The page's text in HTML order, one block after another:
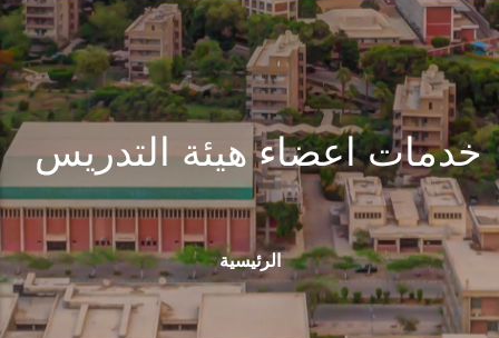
خدمات اعضاء هيئة التدريس
مسار
التنقل
الرئيسية